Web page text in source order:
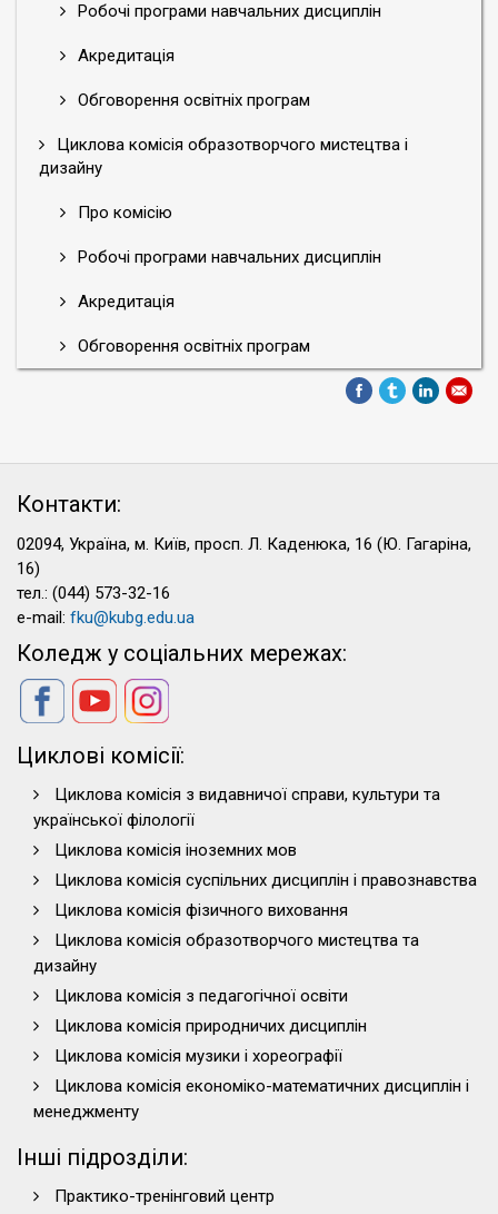
Робочі програми навчальних дисциплін
Акредитація
Обговорення освітніх програм
Циклова комісія образотворчого мистецтва і
дизайну
Про комісію
Робочі програми навчальних дисциплін
Акредитація
Обговорення освітніх програм
Контакти:
02094, Україна, м. Київ, просп. Л. Каденюка, 16 (Ю. Гагаріна,
16)
тел.: (044) 573-32-16
e-mail: fku@kubg.edu.ua
Коледж у соціальних мережах:
Циклові комісії:
Циклова комісія з видавничої справи, культури та
української філології
Циклова комісія іноземних мов
Циклова комісія суспільних дисциплін і правознавства
Циклова комісія фізичного виховання
Циклова комісія образотворчого мистецтва та
дизайну
Циклова комісія з педагогічної освіти
Циклова комісія природничих дисциплін
Циклова комісія музики і хореографії
Циклова комісія економіко-математичних дисциплін і
менеджменту
Інші підрозділи:
Практико-тренінговий центр